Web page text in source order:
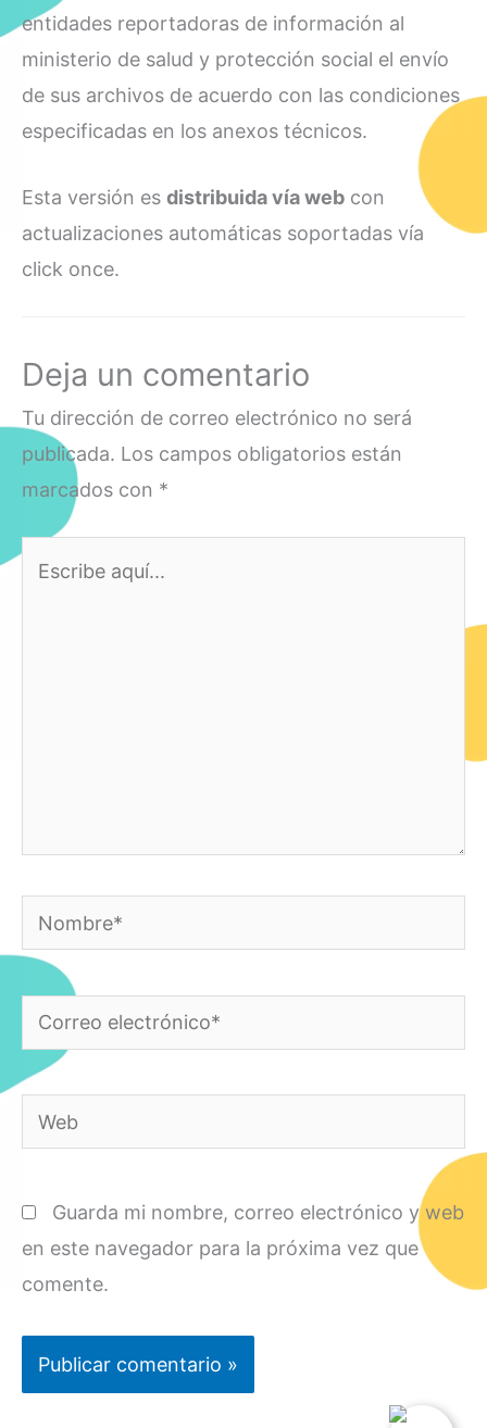
entidades reportadoras de información al
ministerio de salud y protección social el envío
de sus archivos de acuerdo con las condiciones
especificadas en los anexos técnicos.
Esta versión es distribuida vía web con
actualizaciones automáticas soportadas vía
click once.
Deja un comentario
Tu dirección de correo electrónico no será
publicada. Los campos obligatorios están
marcados con *
Escribe
Nombre*
Correo
electrónico*
Web
Guarda mi nombre, correo electrónico y web
en este navegador para la próxima vez que
comente.